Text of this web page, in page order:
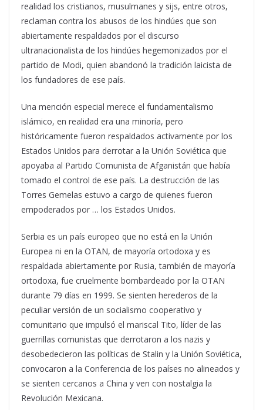
realidad los cristianos, musulmanes y sijs, entre otros,
reclaman contra los abusos de los hindúes que son
abiertamente respaldados por el discurso
ultranacionalista de los hindúes hegemonizados por el
partido de Modi, quien abandonó la tradición laicista de
los fundadores de ese país.
Una mención especial merece el fundamentalismo
islámico, en realidad era una minoría, pero
históricamente fueron respaldados activamente por los
Estados Unidos para derrotar a la Unión Soviética que
apoyaba al Partido Comunista de Afganistán que había
tomado el control de ese país. La destrucción de las
Torres Gemelas estuvo a cargo de quienes fueron
empoderados por … los Estados Unidos.
Serbia es un país europeo que no está en la Unión
Europea ni en la OTAN, de mayoría ortodoxa y es
respaldada abiertamente por Rusia, también de mayoría
ortodoxa, fue cruelmente bombardeado por la OTAN
durante 79 días en 1999. Se sienten herederos de la
peculiar versión de un socialismo cooperativo y
comunitario que impulsó el mariscal Tito, líder de las
guerrillas comunistas que derrotaron a los nazis y
desobedecieron las políticas de Stalin y la Unión Soviética,
convocaron a la Conferencia de los países no alineados y
se sienten cercanos a China y ven con nostalgia la
Revolución Mexicana.